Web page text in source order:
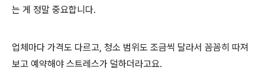
는 게 정말 중요합니다.
업체마다 가격도 다르고, 청소 범위도 조금씩 달라서 꼼꼼히 따져
보고 예약해야 스트레스가 덜하더라고요.